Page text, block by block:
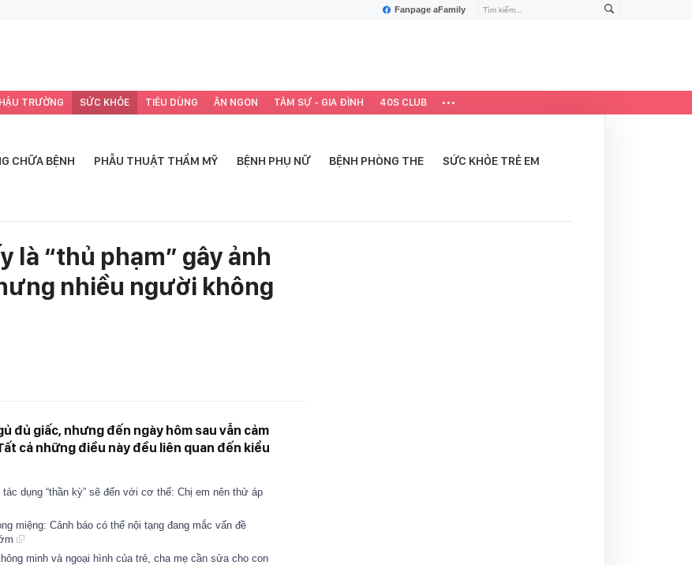
Fanpage aFamily
HẬU TRƯỜNG SỨC KHỎE TIÊU DÙNG ĂN NGON TÂM SỰ - GIA ĐÌNH 40S CLUB
CHỮA BỆNH PHẪU THUẬT THẨM MỸ BỆNH PHỤ NỮ BỆNH PHÒNG THE SỨC KHỎE TRẺ EM
là “thủ phạm” gây ảnh
nhiều người không
đủ giấc, nhưng đến ngày hôm sau vẫn cảm
cả những điều này đều liên quan đến kiểu
dụng “thần kỳ” sẽ đến với cơ thể: Chị em nên thử áp
miệng: Cảnh báo có thể nội tạng đang mắc vấn đề
minh và ngoại hình của trẻ, cha mẹ cần sửa cho con